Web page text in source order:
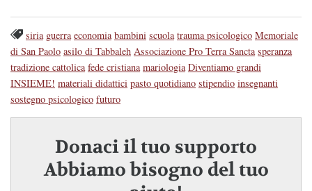
siria guerra economia bambini scuola trauma psicologico Memoriale
di San Paolo asilo di Tabbaleh Associazione Pro Terra Sancta speranza
tradizione cattolica fede cristiana mariologia Diventiamo grandi
INSIEME! materiali didattici pasto quotidiano stipendio insegnanti
sostegno psicologico futuro
Donaci il tuo supporto
Abbiamo bisogno del tuo